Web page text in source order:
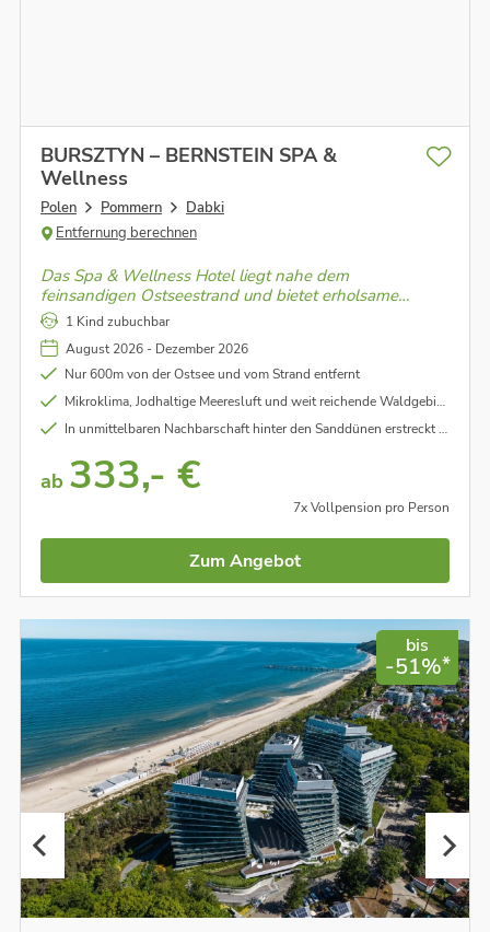
BURSZTYN – BERNSTEIN SPA &
Wellness
Polen Pommern
Dabki
Entfernung berechnen
Das Spa & Wellness Hotel liegt nahe dem
feinsandigen Ostseestrand und bietet erholsame
Auszeiten mit komfortablen Zimmern, einem modernen
Spa- und Wellnessbereich sowie vielfältigen
Entspannungs- und Freizeitmöglichkeiten.
1 Kind zubuchbar
August 2026 - Dezember 2026
Nur 600m von der Ostsee und vom Strand entfernt
Mikroklima, Jodhaltige Meeresluft und weit reichende Waldgebiete garantieren einen erholsamen und gesunden Aufenthalt.
In unmittelbaren Nachbarschaft hinter den Sanddünen erstreckt sich ein breiter und feinsandiger Strand
ab 333,- €
7x Vollpension pro Person
Zum Angebot
bis
-51%*